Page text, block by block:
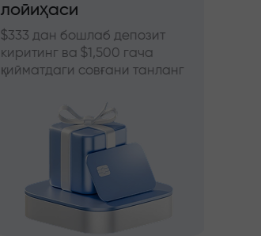
лойиҳаси
$333 дан бошлаб депозит
киритинг ва $1,500 гача
қийматдаги совғани танланг